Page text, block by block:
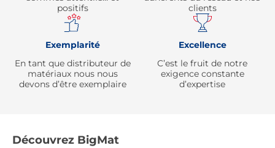
positifs
clients
Exemplarité
En tant que distributeur de
matériaux nous nous
devons d’être exemplaire
Excellence
C’est le fruit de notre
exigence constante
d’expertise
Découvrez BigMat